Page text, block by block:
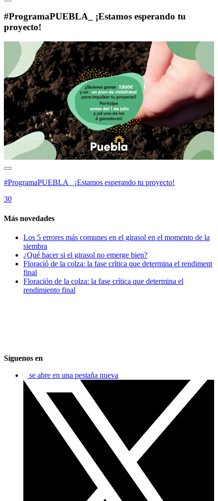
#ProgramaPUEBLA_ ¡Estamos esperando tu
proyecto!
#ProgramaPUEBLA_ ¡Estamos esperando tu proyecto!
30
Más novedades
Los 5 errores más comunes en el girasol en el momento de la
siembra
¿Qué hacer si el girasol no emerge bien?
Floració de la colza: la fase crítica que determina el rendiment
final
Floración de la colza: la fase crítica que determina el
rendimiento final
Síguenos en
se abre en una pestaña nueva